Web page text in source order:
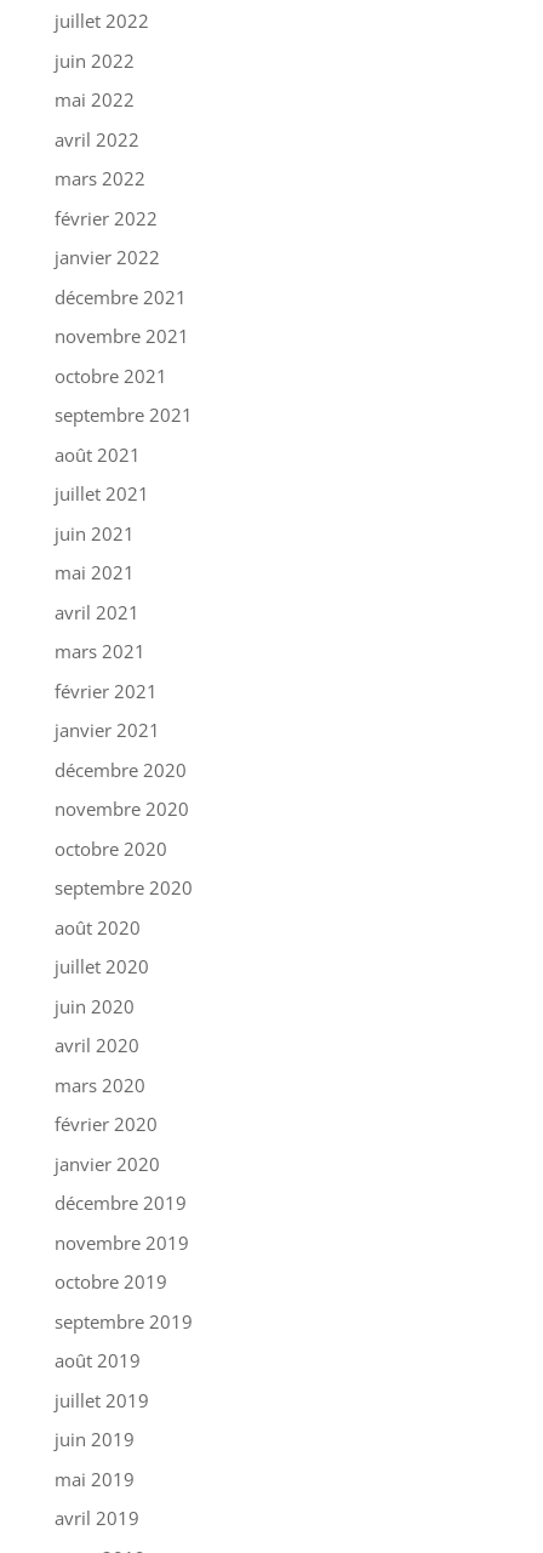
juillet 2022
juin 2022
mai 2022
avril 2022
mars 2022
février 2022
janvier 2022
décembre 2021
novembre 2021
octobre 2021
septembre 2021
août 2021
juillet 2021
juin 2021
mai 2021
avril 2021
mars 2021
février 2021
janvier 2021
décembre 2020
novembre 2020
octobre 2020
septembre 2020
août 2020
juillet 2020
juin 2020
avril 2020
mars 2020
février 2020
janvier 2020
décembre 2019
novembre 2019
octobre 2019
septembre 2019
août 2019
juillet 2019
juin 2019
mai 2019
avril 2019